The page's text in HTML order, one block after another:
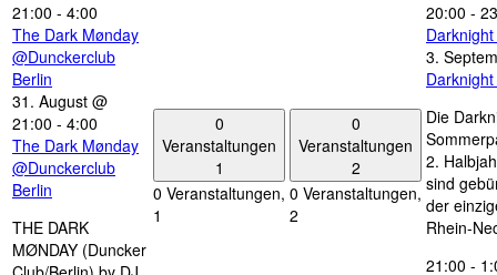
21:00 - 4:00
The Dark Mønday
@Dunckerclub
Berlin
31. August @
21:00 - 4:00
The Dark Mønday
@Dunckerclub
Berlin
THE DARK
MØNDAY (Duncker
0
Veranstaltungen
1
0 Veranstaltungen,
1
0
Veranstaltungen
2
0 Veranstaltungen,
2
20:00 -
3.
Die
2.
sind
der
Rhein-
21:00 -